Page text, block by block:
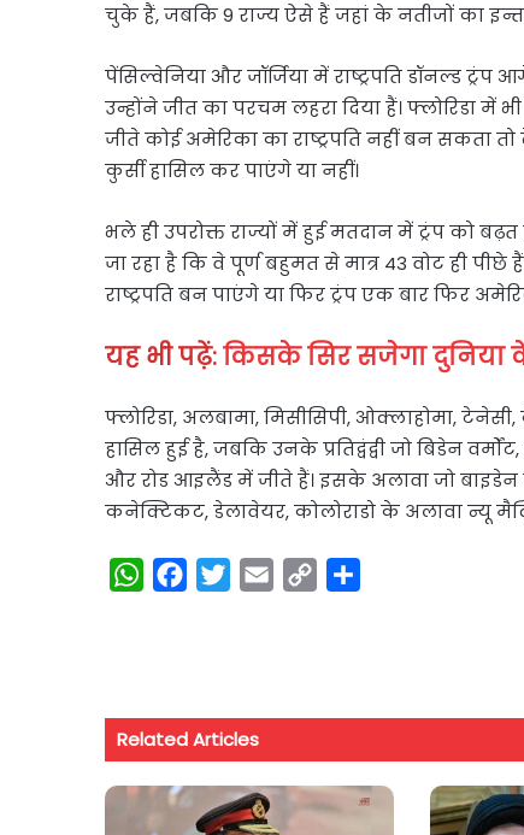
चुके हैं, जबकि 9 राज्य ऐसे हैं जहां के नतीजों का
पेंसिल्वेनिया और जॉर्जिया में राष्ट्रपति डॉनल्ड
उन्होंने जीत का परचम लहरा दिया हैं। फ्लोरिडा में
जीते कोई अमेरिका का राष्ट्रपति नहीं बन सकता तो
कुर्सी हासिल कर पाएंगे या नहीं।
भले ही उपरोक्त राज्यों में हुई मतदान में ट्रंप को
जा रहा है कि वे पूर्ण बहुमत से मात्र 43 वोट ही
राष्ट्रपति बन पाएंगे या फिर ट्रंप एक बार फिर
यह भी पढ़ें:किसके सिर सजेगा दुनिया
फ्लोरिडा, अलबामा, मिसीसिपी, ओक्लाहोमा,
हासिल हुई है, जबकि उनके प्रतिद्वंद्वी जो बिडेन
और रोड आइलैंड में जीते हैं। इसके अलावा जो
कनेक्टिकट, डेलावेयर, कोलोराडो के अलावा न्यू
W
A
p
o
k
e
k
Related Articles